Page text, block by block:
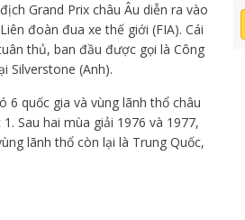
Grand Prix châu Âu diễn ra vào
đoàn đua xe thế giới (FIA). Cái
thủ, ban đầu được gọi là Công
Silverstone (Anh).
6 quốc gia và vùng lãnh thổ châu
Sau hai mùa giải 1976 và 1977,
lãnh thổ còn lại là Trung Quốc,